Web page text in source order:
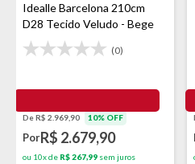
Idealle Barcelona 210cm
D28 Tecido Veludo - Bege
(0)
De R$ 2.969,90 10% OFF
PorR$ 2.679,90
ou 10x de R$ 267,99 sem juros